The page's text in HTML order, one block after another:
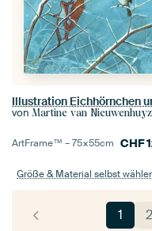
von Martine van
ArtFrame™ –75×55cm CHF
Größe & Material selbst
1 2